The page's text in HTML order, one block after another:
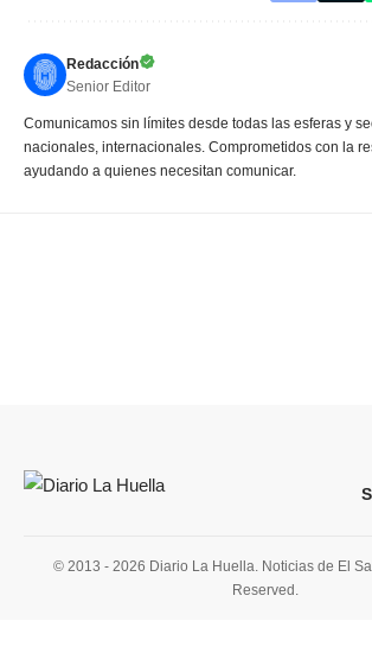
Redacción
Senior Editor
Comunicamos sin límites desde todas las esferas y
nacionales, internacionales. Comprometidos con la
ayudando a quienes necesitan comunicar.
© 2013 - 2026 Diario La Huella. Noticias de El
Reserved.